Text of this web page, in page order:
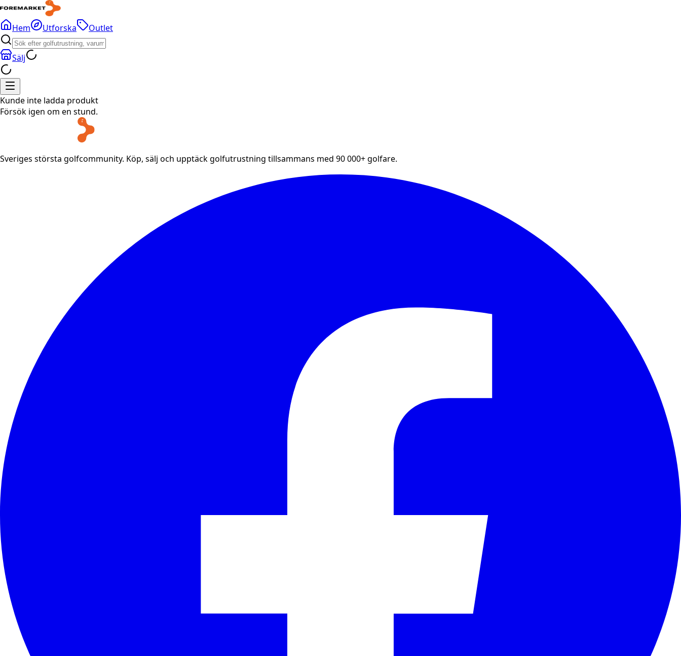
Hem Utforska Outlet
Sälj
Kunde inte ladda produkt
Försök igen om en stund.
Sveriges största golfcommunity. Köp, sälj och upptäck golfutrustning tillsammans med 90 000+ golfare.